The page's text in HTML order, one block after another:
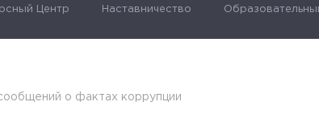
Центр Наставничество
о фактах коррупции